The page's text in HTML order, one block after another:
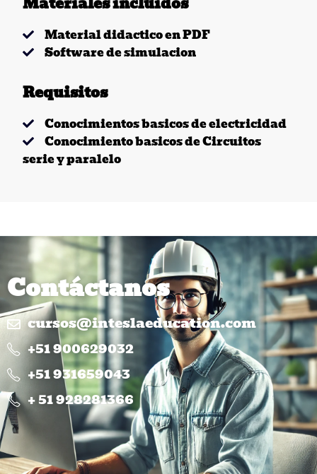
Material didactico en PDF
Software de simulacion
Requisitos
Conocimientos basicos de electricidad
Conocimiento basicos de Circuitos
serie y paralelo
Contáctanos
cursos@inteslaeducation.com
+51 900629032
+51 931659043
+ 51 928281366